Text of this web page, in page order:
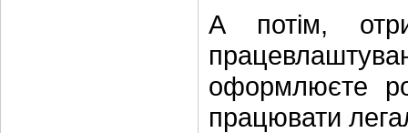
А потім,
оформлюєте
працювати